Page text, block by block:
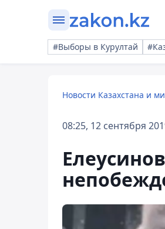
#Выборы в Курултай
Новости Казахстана и
08:25, 12 сентября